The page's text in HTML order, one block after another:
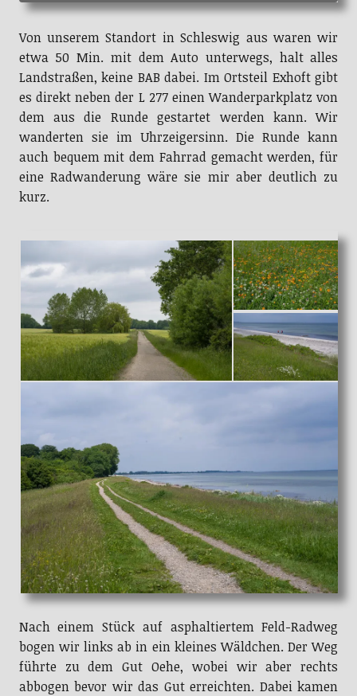
Von unserem Standort in Schleswig aus waren wir
etwa 50 Min. mit dem Auto unterwegs, halt alles
Landstraßen, keine BAB dabei. Im Ortsteil Exhoft gibt
es direkt neben der L 277 einen Wanderparkplatz von
dem aus die Runde gestartet werden kann. Wir
wanderten sie im Uhrzeigersinn. Die Runde kann
auch bequem mit dem Fahrrad gemacht werden, für
eine Radwanderung wäre sie mir aber deutlich zu
kurz.
Nach einem Stück auf asphaltiertem Feld-Radweg
bogen wir links ab in ein kleines Wäldchen. Der Weg
führte zu dem Gut Oehe, wobei wir aber rechts
abbogen bevor wir das Gut erreichten. Dabei kamen